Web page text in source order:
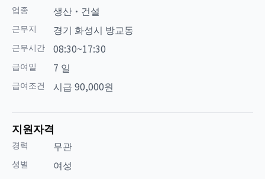
업종 생산·건설
근무지 경기 화성시 방교동
근무시간 08:30~17:30
급여일 7 일
급여조건 시급 90,000원
지원자격
경력 무관
성별 여성